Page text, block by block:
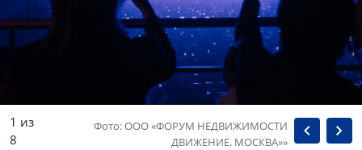
1 из
8
Фото: ООО «ФОРУМ НЕДВИЖИМОСТИ
ДВИЖЕНИЕ. МОСКВА»»